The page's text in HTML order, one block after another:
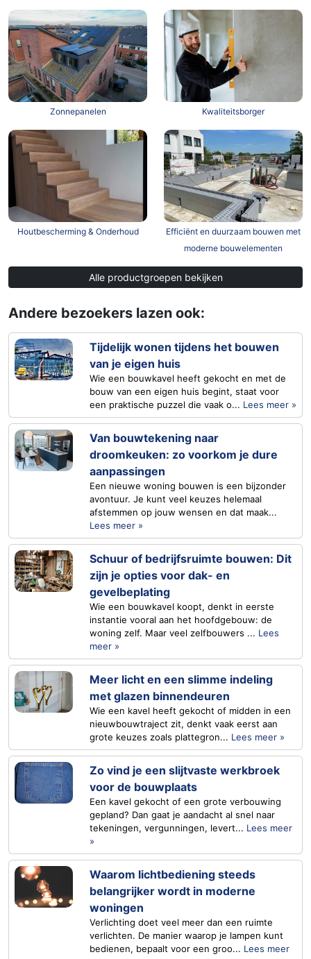
Zonnepanelen Kwaliteitsborger
Houtbescherming & Onderhoud
Efficiënt en duurzaam bouwen met
moderne bouwelementen
Alle productgroepen bekijken
Andere bezoekers lazen ook:
Tijdelijk wonen tijdens het bouwen
van je eigen huis
Wie een bouwkavel heeft gekocht en met de
bouw van een eigen huis begint, staat voor
een praktische puzzel die vaak o... Lees meer »
Van bouwtekening naar
droomkeuken: zo voorkom je dure
aanpassingen
Een nieuwe woning bouwen is een bijzonder
avontuur. Je kunt veel keuzes helemaal
afstemmen op jouw wensen en dat maak...
Lees meer »
Schuur of bedrijfsruimte bouwen: Dit
zijn je opties voor dak- en
gevelbeplating
Wie een bouwkavel koopt, denkt in eerste
instantie vooral aan het hoofdgebouw: de
woning zelf. Maar veel zelfbouwers ... Lees
meer »
Meer licht en een slimme indeling
met glazen binnendeuren
Wie een kavel heeft gekocht of midden in een
nieuwbouwtraject zit, denkt vaak eerst aan
grote keuzes zoals plattegron... Lees meer »
Zo vind je een slijtvaste werkbroek
voor de bouwplaats
Een kavel gekocht of een grote verbouwing
gepland? Dan gaat je aandacht al snel naar
tekeningen, vergunningen, levert... Lees meer
»
Waarom lichtbediening steeds
belangrijker wordt in moderne
woningen
Verlichting doet veel meer dan een ruimte
verlichten. De manier waarop je lampen kunt
bedienen, bepaalt voor een groo... Lees meer